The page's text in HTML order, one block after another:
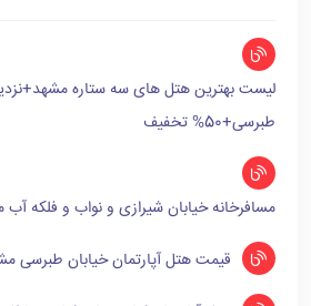
لیست بهترین هتل های سه ستاره
طبرسی+50% تخفیف
مسافرخانه خیابان شیرازی و نواب و فلکه آب
قیمت هتل آپارتمان خیابان طبرسی مشهد+تا